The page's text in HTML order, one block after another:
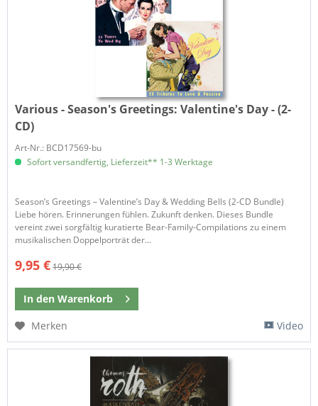
Various - Season's Greetings:Valentine's Day - (2-
CD)
Art-Nr.: BCD17569-bu
Sofort versandfertig, Lieferzeit** 1-3 Werktage
Season’s Greetings – Valentine’s Day & Wedding Bells (2-CD Bundle)
Liebe hören. Erinnerungen fühlen. Zukunft denken. Dieses Bundle
vereint zwei sorgfältig kuratierte Bear-Family-Compilations zu einem
musikalischen Doppelporträt der...
9,95 €19,90 €
In den Warenkorb
Merken
Video